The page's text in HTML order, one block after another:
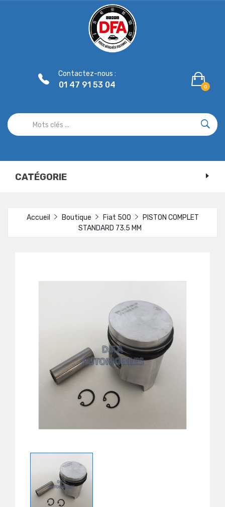
0
Contactez-nous :
01 47 91 53 04
CATÉGORIE
Accueil Boutique Fiat 500
PISTON COMPLET
STANDARD 73.5 MM
Panneau de gestion des cookies